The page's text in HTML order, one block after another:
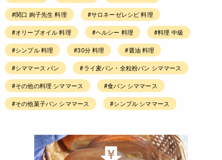
#関口 絢子先生 料理 #サロネーゼレシピ 料理
#オリーブオイル 料理 #ヘルシー 料理 #料理 中級
#シンプル 料理 #30分 料理 #醤油 料理
#シママース パン #ライ麦パン・全粒粉パン シママース
#その他の料理 シママース #食パン シママース
#その他菓子パン シママース #シンプル シママース